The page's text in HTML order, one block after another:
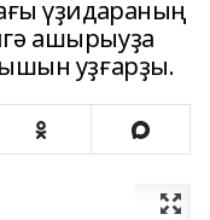
үҙидараның
ашырыуҙа
уҙғарҙы.